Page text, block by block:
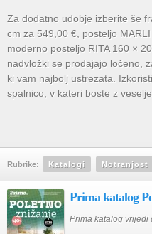
Za dodatno udobje izberite še
cm za 549,00 €, posteljo
moderno posteljo RITA 160 ×
nadvložki se prodajajo ločeno,
ki vam najbolj ustrezata.
spalnico, v kateri boste z
Rubrike: Katalogi Notranjost
Prima katalog
Prima katalog vrijedi